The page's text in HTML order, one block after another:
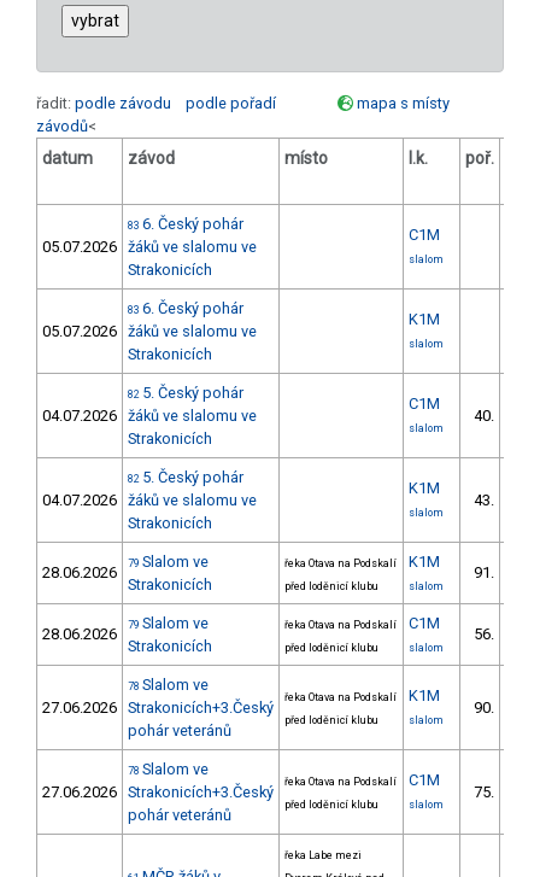
řadit: podle závodu podle pořadí
mapa s místy
závodů<
datum závod místo l.k. poř.
05.07.2026
83 6. Český pohár
žáků ve slalomu ve
Strakonicích
C1M
slalom
05.07.2026
83 6. Český pohár
žáků ve slalomu ve
Strakonicích
K1M
slalom
04.07.2026
82 5. Český pohár
žáků ve slalomu ve
Strakonicích
C1M
slalom
40.
04.07.2026
82 5. Český pohár
žáků ve slalomu ve
Strakonicích
K1M
slalom
43.
28.06.2026 79 Slalom ve
Strakonicích
řeka Otava na Podskalí
před loděnicí klubu
K1M
slalom
91.
28.06.2026 79 Slalom ve
Strakonicích
řeka Otava na Podskalí
před loděnicí klubu
C1M
slalom
56.
27.06.2026
78 Slalom ve
Strakonicích+3.Český
pohár veteránů
řeka Otava na Podskalí
před loděnicí klubu
K1M
slalom
90.
27.06.2026
78 Slalom ve
Strakonicích+3.Český
pohár veteránů
řeka Otava na Podskalí
před loděnicí klubu
C1M
slalom
75.
řeka Labe mezi